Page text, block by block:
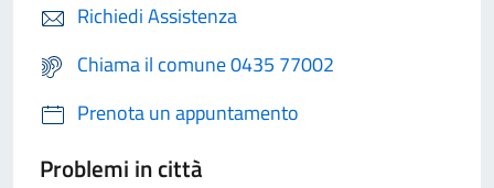
Richiedi Assistenza
Chiama il comune 0435 77002
Prenota un appuntamento
Problemi in città